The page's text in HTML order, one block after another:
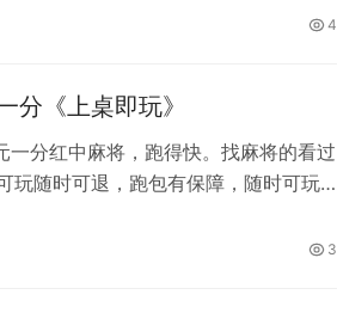
次是在运气好的时候叫好一定要放流 4
分《上桌即玩》
玩随时可退，跑包有保障，随时可玩
QQ【493842285】
3